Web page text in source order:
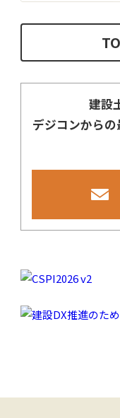
建設
デジコンから